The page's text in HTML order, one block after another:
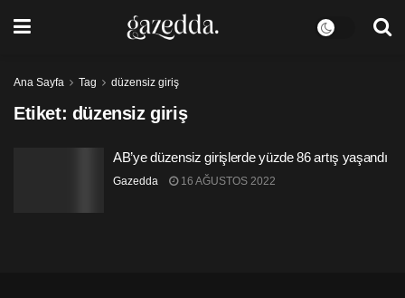
Ana Sayfa Tag düzensiz giriş
Etiket: düzensiz giriş
AB’ye düzensiz girişlerde yüzde 86 artış yaşandı
Gazedda 16 AĞUSTOS 2022